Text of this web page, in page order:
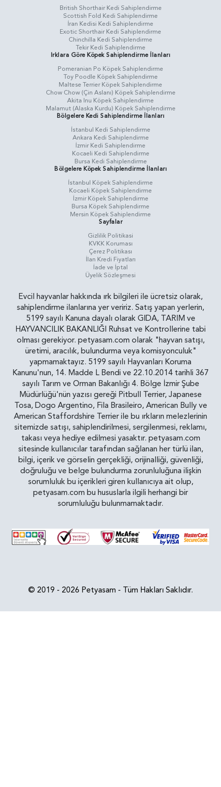
British Shorthair Kedi Sahiplendirme
Scottish Fold Kedi Sahiplendirme
İran Kedisi Kedi Sahiplendirme
Exotic Shorthair Kedi Sahiplendirme
Chinchilla Kedi Sahiplendirme
Tekir Kedi Sahiplendirme
Irklara Göre Köpek Sahiplendirme İlanları
Pomeranian Po Köpek Sahiplendirme
Toy Poodle Köpek Sahiplendirme
Maltese Terrier Köpek Sahiplendirme
Chow Chow (Çin Aslanı) Köpek Sahiplendirme
Akita Inu Köpek Sahiplendirme
Malamut (Alaska Kurdu) Köpek Sahiplendirme
Bölgelere Kedi Sahiplendirme İlanları
İstanbul Kedi Sahiplendirme
Ankara Kedi Sahiplendirme
İzmir Kedi Sahiplendirme
Kocaeli Kedi Sahiplendirme
Bursa Kedi Sahiplendirme
Bölgelere Köpek Sahiplendirme İlanları
İstanbul Köpek Sahiplendirme
Kocaeli Köpek Sahiplendirme
İzmir Köpek Sahiplendirme
Bursa Köpek Sahiplendirme
Mersin Köpek Sahiplendirme
Sayfalar
Gizlilik Politikasi
KVKK Koruması
Çerez Politikası
İlan Kredi Fiyatları
İade ve İptal
Üyelik Sözleşmesi
Evcil hayvanlar hakkında ırk bilgileri ile ücretsiz olarak,
sahiplendirme ilanlarına yer veririz. Satış yapan yerlerin,
5199 sayılı Kanuna dayalı olarak GIDA, TARIM ve
HAYVANCILIK BAKANLIĞI Ruhsat ve Kontrollerine tabi
olması gerekiyor. petyasam.com olarak "hayvan satışı,
üretimi, aracılık, bulundurma veya komisyonculuk"
yapmamaktayız. 5199 sayılı Hayvanları Koruma
Kanunu'nun, 14. Madde L Bendi ve 22.10.2014 tarihli 367
sayılı Tarım ve Orman Bakanlığı 4. Bölge İzmir Şube
Müdürlüğü'nün yazısı gereği Pitbull Terrier, Japanese
Tosa, Dogo Argentino, Fila Brasileiro, American Bully ve
American Staffordshire Terrier ile bu ırkların melezlerinin
sitemizde satışı, sahiplendirilmesi, sergilenmesi, reklamı,
takası veya hediye edilmesi yasaktır. petyasam.com
sitesinde kullanıcılar tarafından sağlanan her türlü ilan,
bilgi, içerik ve görselin gerçekliği, orijinalliği, güvenliği,
doğruluğu ve belge bulundurma zorunluluğuna ilişkin
sorumluluk bu içerikleri giren kullanıcıya ait olup,
petyasam.com bu hususlarla ilgili herhangi bir
sorumluluğu bulunmamaktadır.
© 2019 - 2026 Petyasam - Tüm Hakları Saklıdır.